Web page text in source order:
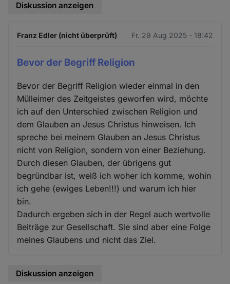
Diskussion anzeigen
Franz Edler (nicht überprüft) Fr. 29 Aug 2025 - 18:42
Bevor der Begriff Religion
Bevor der Begriff Religion wieder einmal in den
Mülleimer des Zeitgeistes geworfen wird, möchte
ich auf den Unterschied zwischen Religion und
dem Glauben an Jesus Christus hinweisen. Ich
spreche bei meinem Glauben an Jesus Christus
nicht von Religion, sondern von einer Beziehung.
Durch diesen Glauben, der übrigens gut
begründbar ist, weiß ich woher ich komme, wohin
ich gehe (ewiges Leben!!!) und warum ich hier
bin.
Dadurch ergeben sich in der Regel auch wertvolle
Beiträge zur Gesellschaft. Sie sind aber eine Folge
meines Glaubens und nicht das Ziel.
Diskussion anzeigen